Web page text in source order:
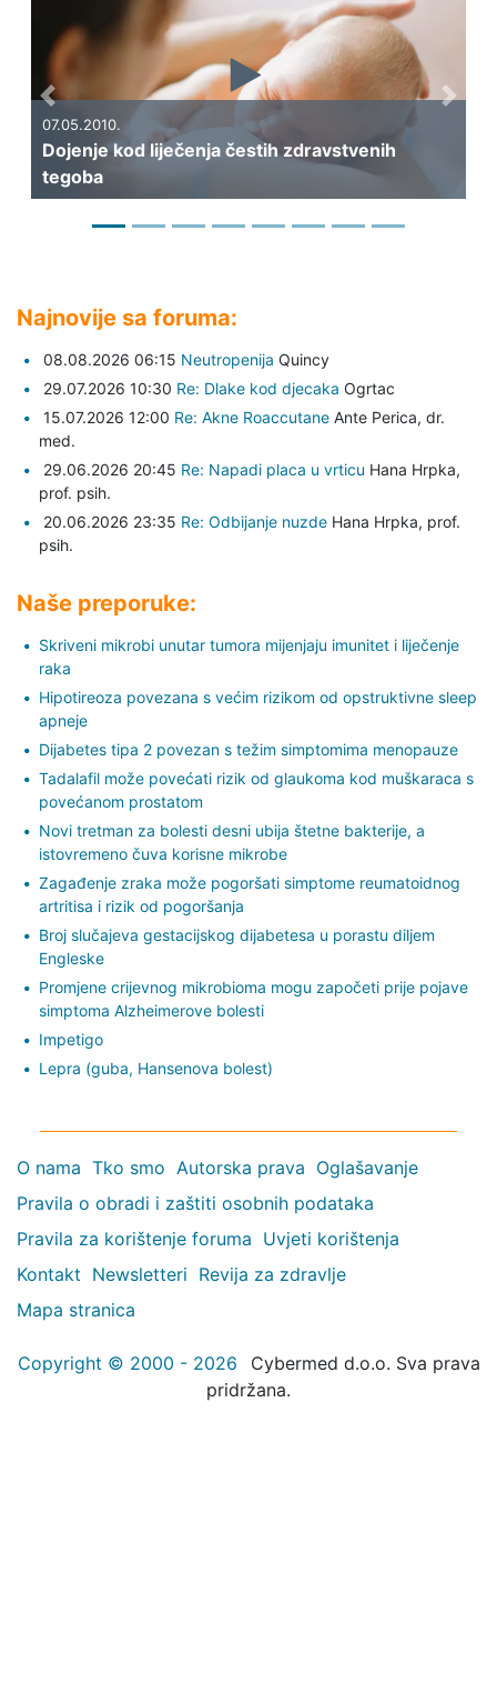
07.05.2010.
Dojenje kod liječenja čestih zdravstvenih
tegoba
Previous Next
Najnovije sa foruma:
08.08.2026 06:15 Neutropenija Quincy
29.07.2026 10:30 Re: Dlake kod djecaka Ogrtac
15.07.2026 12:00 Re: Akne Roaccutane Ante Perica, dr.
med.
29.06.2026 20:45 Re: Napadi placa u vrticu Hana Hrpka,
prof. psih.
20.06.2026 23:35 Re: Odbijanje nuzde Hana Hrpka, prof.
psih.
Naše preporuke:
Skriveni mikrobi unutar tumora mijenjaju imunitet i liječenje
raka
Hipotireoza povezana s većim rizikom od opstruktivne sleep
apneje
Dijabetes tipa 2 povezan s težim simptomima menopauze
Tadalafil može povećati rizik od glaukoma kod muškaraca s
povećanom prostatom
Novi tretman za bolesti desni ubija štetne bakterije, a
istovremeno čuva korisne mikrobe
Zagađenje zraka može pogoršati simptome reumatoidnog
artritisa i rizik od pogoršanja
Broj slučajeva gestacijskog dijabetesa u porastu diljem
Engleske
Promjene crijevnog mikrobioma mogu započeti prije pojave
simptoma Alzheimerove bolesti
Impetigo
Lepra (guba, Hansenova bolest)
O nama Tko smo Autorska prava Oglašavanje
Pravila o obradi i zaštiti osobnih podataka
Pravila za korištenje foruma Uvjeti korištenja
Kontakt Newsletteri Revija za zdravlje
Mapa stranica
Copyright © 2000 - 2026
Cybermed d.o.o. Sva prava
pridržana.